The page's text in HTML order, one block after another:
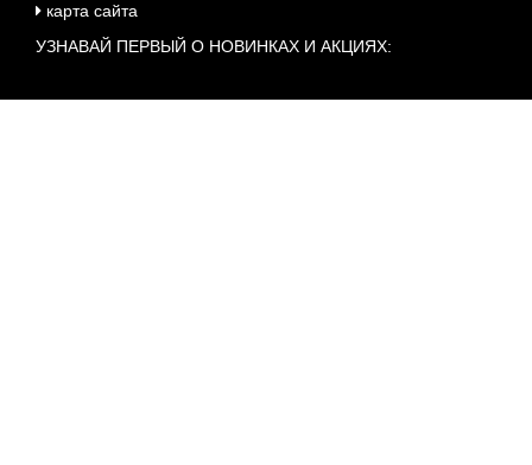
карта сайта
УЗНАВАЙ ПЕРВЫЙ О НОВИНКАХ И АКЦИЯХ: